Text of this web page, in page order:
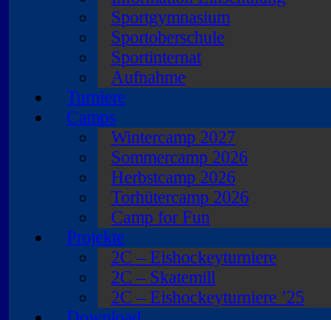
Sportgymnasium
Sportoberschule
Sportinternat
Aufnahme
Turniere
Camps
Wintercamp 2027
Sommercamp 2026
Herbstcamp 2026
Torhütercamp 2026
Camp for Fun
Projekte
2C – Eishockeyturniere
2C – Skatemill
2C – Eishockeyturniere ’25